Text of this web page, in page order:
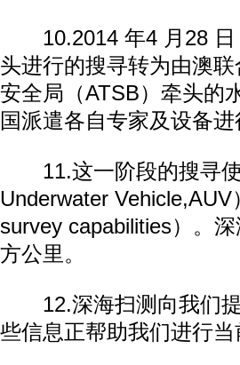
10.2014 年4 月28 日
头进行的搜寻转为由澳
安全局（ATSB）牵头的
国派遣各自专家及设备进
11.这一阶段的搜寻使
Underwater
survey capabilities）。
方公里。
12.深海扫测向我们提
些信息正帮助我们进行当